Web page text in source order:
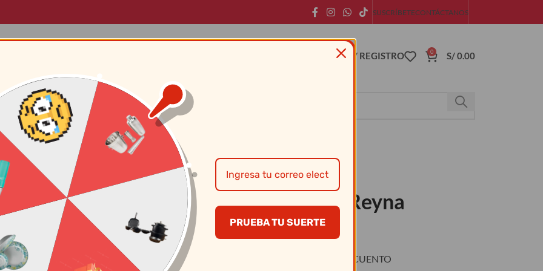
SUSCRÍBETECONTÁCTANOS
ACCESO / REGISTRO 0 S/0.00
Tetera c/pico #20 Reyna – Reyna
34.90
CANTIDAD DESCUENTO
PRUEBA TU SUERTE